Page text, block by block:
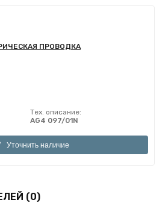
ПРОВОДКА
Тех. описание:
AG4 097/01N
Уточнить наличие
(0)